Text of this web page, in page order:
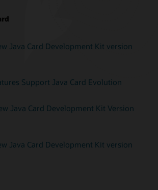
Java Card Development Kit version
Support Java Card Evolution
Java Card Development Kit Version
Java Card Development Kit version